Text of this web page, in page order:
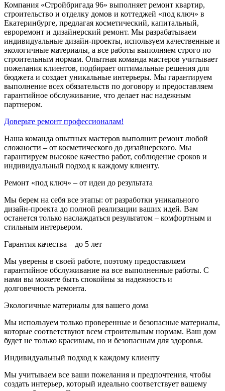
Компания «Стройбригада 96» выполняет ремонт квартир,
строительство и отделку домов и коттеджей «под ключ» в
Екатеринбурге, предлагая косметический, капитальный,
евроремонт и дизайнерский ремонт. Мы разрабатываем
индивидуальные дизайн-проекты, используем качественные и
экологичные материалы, а все работы выполняем строго по
строительным нормам. Опытная команда мастеров учитывает
пожелания клиентов, подбирает оптимальные решения для
бюджета и создает уникальные интерьеры. Мы гарантируем
выполнение всех обязательств по договору и предоставляем
гарантийное обслуживание, что делает нас надежным
партнером.
Доверьте ремонт профессионалам!
Наша команда опытных мастеров выполнит ремонт любой
сложности – от косметического до дизайнерского. Мы
гарантируем высокое качество работ, соблюдение сроков и
индивидуальный подход к каждому клиенту.
Ремонт «под ключ» – от идеи до результата
Мы берем на себя все этапы: от разработки уникального
дизайн-проекта до полной реализации ваших идей. Вам
останется только наслаждаться результатом – комфортным и
стильным интерьером.
Гарантия качества – до 5 лет
Мы уверены в своей работе, поэтому предоставляем
гарантийное обслуживание на все выполненные работы. С
нами вы можете быть спокойны за надежность и
долговечность ремонта.
Экологичные материалы для вашего дома
Мы используем только проверенные и безопасные материалы,
которые соответствуют всем строительным нормам. Ваш дом
будет не только красивым, но и безопасным для здоровья.
Индивидуальный подход к каждому клиенту
Мы учитываем все ваши пожелания и предпочтения, чтобы
создать интерьер, который идеально соответствует вашему